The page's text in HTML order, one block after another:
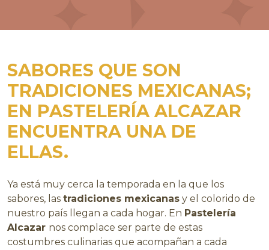
SABORES QUE SON
TRADICIONES MEXICANAS;
EN PASTELERÍA ALCAZAR
ENCUENTRA UNA DE
ELLAS.
Ya está muy cerca la temporada en la que los
sabores, las tradiciones mexicanas y el colorido de
nuestro país llegan a cada hogar. En Pastelería
Alcazar nos complace ser parte de estas
costumbres culinarias que acompañan a cada